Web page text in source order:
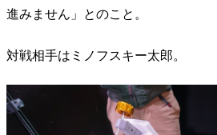
進みません」とのこと。
対戦相手はミノフスキー太郎。